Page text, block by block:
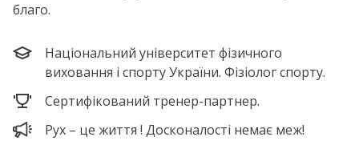
благо.
Національний університет фізичного
виховання і спорту України. Фізіолог спорту.
Сертифікований тренер-партнер.
Рух – це життя ! Досконалості немає меж!